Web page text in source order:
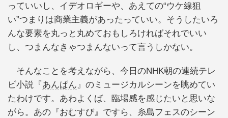
っていいし、イデオロギーや、あえての“ウケ線狙
い”つまりは商業主義があったっていい。そうしたいろ
んな要素を丸っと丸めておもしろければそれでいい
し、つまんなきゃつまんないって言うしかない。
そんなことを考えながら、今日のNHK朝の連続テレ
ビ小説『あんぱん』のミュージカルシーンを眺めてい
たわけです。あわよくば、臨場感を感じたいと思いな
がら。あの『おむすび』ですら、糸島フェスのシーン